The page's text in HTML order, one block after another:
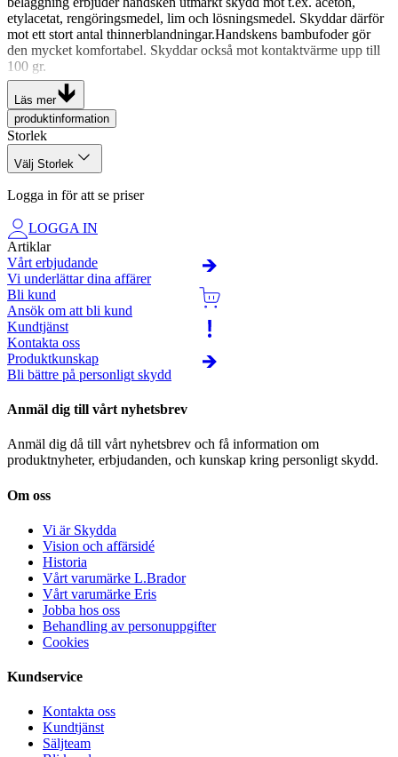
etylacetat, rengöringsmedel, lim och lösningsmedel. Skyddar därför
mot ett stort antal thinnerblandningar.Handskens bambufoder gör
den mycket komfortabel. Skyddar också mot kontaktvärme upp till
100 gr.
Kemskyddshandske för hantering av en mängd olika
kemikalier.
Material kloropren och nitrilgummi (NBR).
Utmärkt grepp i hantering av varma och våta detaljer.
Hög beständighet mot aceton, etylacetat, rengöringsmedel, lim
och lösningsmedel.
Mycket bekväm att bära tack vare bambufoder.
Överensstämmer med EN 388 3121X, EN ISO 374-1, Typ A
ACJKLMNOPST, EN 407 X1XXXX
Läs mer
produktinformation
Storlek
Välj Storlek
Logga in för att se priser
LOGGA IN
Artiklar
Vårt erbjudande
Vi underlättar dina affärer
Bli kund
Ansök om att bli kund
Kundtjänst
Kontakta oss
Produktkunskap
Bli bättre på personligt skydd
Anmäl dig till vårt nyhetsbrev
Anmäl dig då till vårt nyhetsbrev och få information om
produktnyheter, erbjudanden, och kunskap kring personligt skydd.
Om oss
Vi är Skydda
Vision och affärsidé
Historia
Vårt varumärke L.Brador
Vårt varumärke Eris
Jobba hos oss
Behandling av personuppgifter
Cookies
Kundservice
Kontakta oss
Kundtjänst
Säljteam